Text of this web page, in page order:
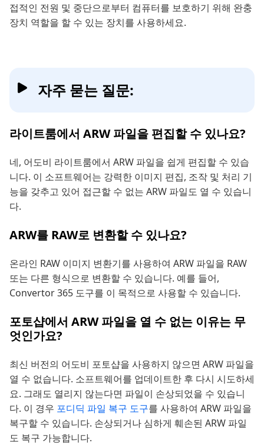
접적인 전원 및 중단으로부터 컴퓨터를 보호하기 위해 완충
장치 역할을 할 수 있는 장치를 사용하세요.
자주 묻는 질문:
라이트룸에서 ARW 파일을 편집할 수 있나요?
네, 어도비 라이트룸에서 ARW 파일을 쉽게 편집할 수 있습
니다. 이 소프트웨어는 강력한 이미지 편집, 조작 및 처리 기
능을 갖추고 있어 접근할 수 없는 ARW 파일도 열 수 있습니
다.
ARW를 RAW로 변환할 수 있나요?
온라인 RAW 이미지 변환기를 사용하여 ARW 파일을 RAW
또는 다른 형식으로 변환할 수 있습니다. 예를 들어,
Convertor 365 도구를 이 목적으로 사용할 수 있습니다.
포토샵에서 ARW 파일을 열 수 없는 이유는 무
엇인가요?
최신 버전의 어도비 포토샵을 사용하지 않으면 ARW 파일을
열 수 없습니다. 소프트웨어를 업데이트한 후 다시 시도하세
요. 그래도 열리지 않는다면 파일이 손상되었을 수 있습니
다. 이 경우 포디딕 파일 복구 도구를 사용하여 ARW 파일을
복구할 수 있습니다. 손상되거나 심하게 훼손된 ARW 파일
도 복구 가능합니다.